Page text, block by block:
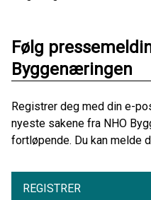
Følg
Byggenæringen
Registrer deg med din e-
nyeste sakene fra NHO
fortløpende. Du kan melde
REGISTRER